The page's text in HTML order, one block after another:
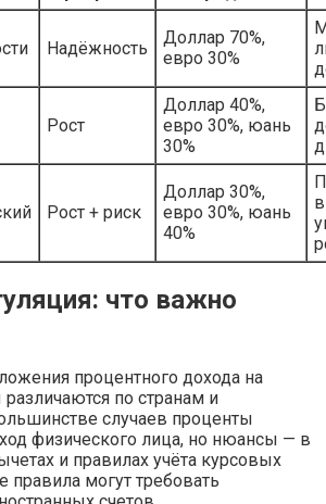
Надёжность
Доллар 70%,
евро 30%
Рост
Доллар 40%,
евро 30%, юань
30%
Рост + риск
Доллар 30%,
евро 30%, юань
40%
что важно
процентного дохода на
по странам и
случаев проценты
физического лица, но нюансы — в
и правилах учёта курсовых
правила могут требовать